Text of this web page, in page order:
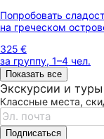
Попробовать
на греческом
325 €
за группу, 1–4 чел.
Показать все
Экскурсии и
Классные места,
Подписаться